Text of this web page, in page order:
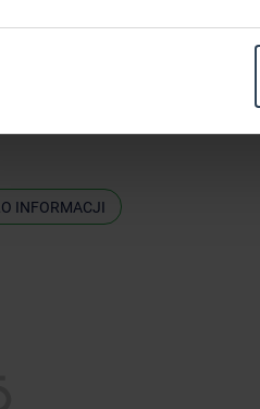
w Compensie
INFORMACJI